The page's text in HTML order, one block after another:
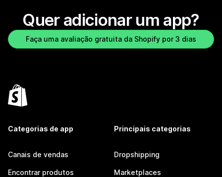
Quer adicionar um app?
Faça uma avaliação gratuita da Shopify por 3 dias
Categorias de app
Canais de vendas
Encontrar produtos
Principais categorias
Dropshipping
Marketplaces